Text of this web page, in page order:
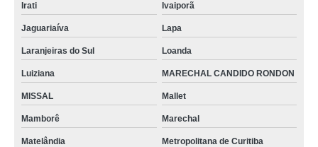
Irati Ivaiporã
Jaguariaíva Lapa
Laranjeiras do Sul Loanda
Luiziana MARECHAL CANDIDO RONDON
MISSAL Mallet
Mamborê Marechal
Matelândia Metropolitana de Curitiba